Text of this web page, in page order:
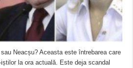
Neacșu? Aceasta este întrebarea care
la ora actuală. Este deja scandal